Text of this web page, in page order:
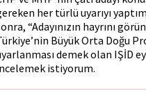
her türlü uyarıyı
“Adayınızın hayrını
Büyük Orta Doğu
demek olan IŞİD
istiyorum.